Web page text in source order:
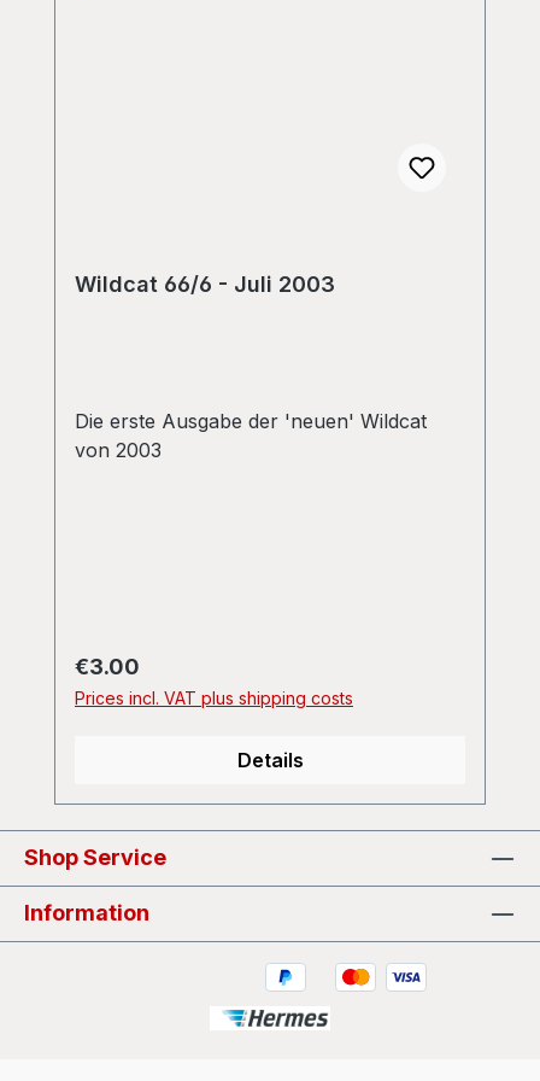
Wildcat 66/6 - Juli 2003
Die erste Ausgabe der 'neuen' Wildcat
von 2003
Regular price:
€3.00
Prices incl. VAT plus shipping costs
Details
Shop Service
Information